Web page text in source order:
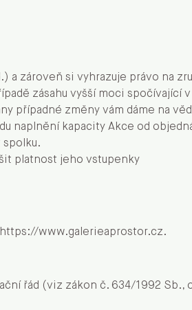
a zároveň si vyhrazuje právo na
zásahu vyšší moci spočívající
změny vám dáme na
naplnění kapacity Akce od
spolku.
platnost jeho vstupenky
https://www.galerieaprostor.cz.
řád (viz zákon č. 634/1992